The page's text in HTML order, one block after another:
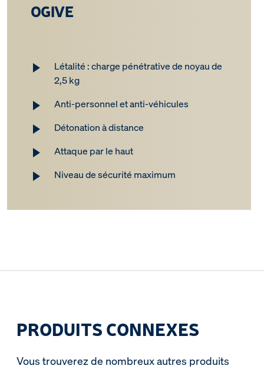
OGIVE
Létalité : charge pénétrative de noyau de
2,5 kg
Anti-personnel et anti-véhicules
Détonation à distance
Attaque par le haut
Niveau de sécurité maximum
PRODUITS CONNEXES
Vous trouverez de nombreux autres produits